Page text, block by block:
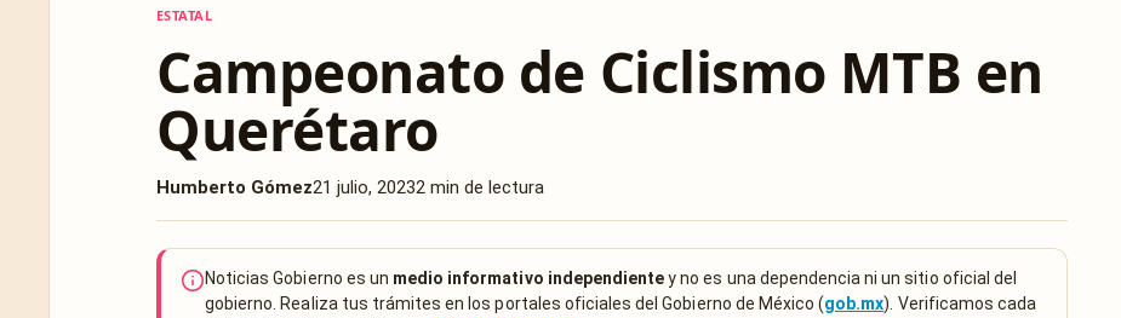
ESTATAL
Campeonato de Ciclismo MTB en
Querétaro
Humberto Gómez21 julio, 20232 min de lectura
Noticias Gobierno es un medio informativo independientey no es una dependencia ni un sitio oficial del
gobierno. Realiza tus trámites en los portales oficiales del Gobierno de México (gob.mx). Verificamos cada